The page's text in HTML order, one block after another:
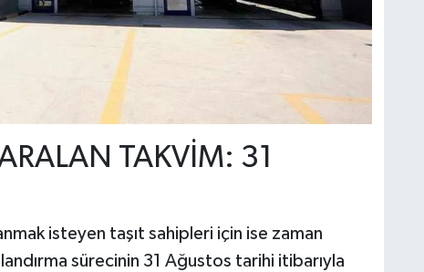
TAKVİM: 31
isteyen taşıt sahipleri için ise zaman
sürecinin 31 Ağustos tarihi itibarıyla